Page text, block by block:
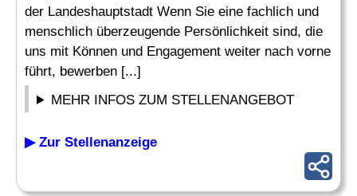
der Landeshauptstadt Wenn Sie eine fachlich und
menschlich überzeugende Persönlichkeit sind, die
uns mit Können und Engagement weiter nach vorne
führt, bewerben [...]
MEHR INFOS ZUM STELLENANGEBOT
▶ Zur Stellenanzeige